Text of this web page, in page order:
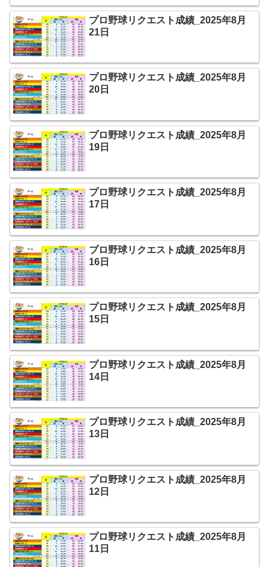
プロ野球リクエスト成績_2025年8月
21日
プロ野球リクエスト成績_2025年8月
20日
プロ野球リクエスト成績_2025年8月
19日
プロ野球リクエスト成績_2025年8月
17日
プロ野球リクエスト成績_2025年8月
16日
プロ野球リクエスト成績_2025年8月
15日
プロ野球リクエスト成績_2025年8月
14日
プロ野球リクエスト成績_2025年8月
13日
プロ野球リクエスト成績_2025年8月
12日
プロ野球リクエスト成績_2025年8月
11日